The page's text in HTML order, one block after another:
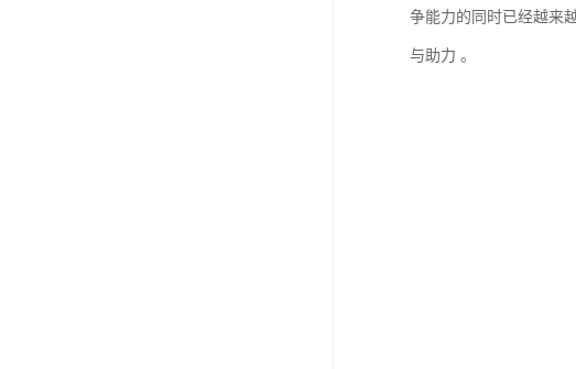
争能力的同时已经越来
与助力 。